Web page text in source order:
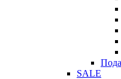
SALE